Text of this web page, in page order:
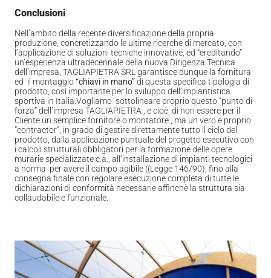
Conclusioni
Nell’ambito della recente diversificazione della propria
produzione, concretizzando le ultime ricerche di mercato, con
l’applicazione di soluzioni tecniche innovative, ed “ereditando”
un’esperienza ultradecennale della nuova Dirigenza Tecnica
dell’impresa, TAGLIAPIETRA SRL garantisce dunque la fornitura
ed il montaggio“chiavi in mano”di questa specifica tipologia di
prodotto, così importante per lo sviluppo dell’impiantistica
sportiva in Italia.Vogliamo sottolineare proprio questo “punto di
forza” dell’impresa TAGLIAPIETRA , e cioè di non essere per il
Cliente un semplice fornitore o montatore , ma un vero e proprio
“contractor”, in grado di gestire direttamente tutto il ciclo del
prodotto, dalla applicazione puntuale del progetto esecutivo con
i calcoli strutturali obbligatori per la formazione delle opere
murarie specializzate c.a., all’installazione di impianti tecnologici
a norma per avere il campo agibile ((Legge 146/90), fino alla
consegna finale con regolare esecuzione completa di tutte le
dichiarazioni di conformità necessarie affinchè la struttura sia
collaudabile e funzionale.